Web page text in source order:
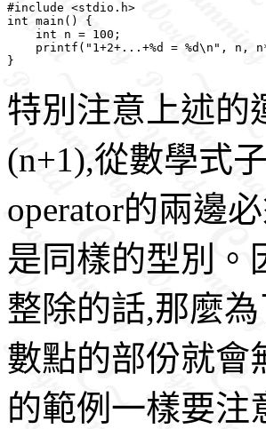
#include <stdio.h>
int main() {
    int n = 100;
printf("1+2+...+%d = %d\n", n,
特別注意上述的
(n+1),從數學式
operator的兩邊
是同樣的型別。
整除的話,那麼
數點的部份就會
的範例一樣要注